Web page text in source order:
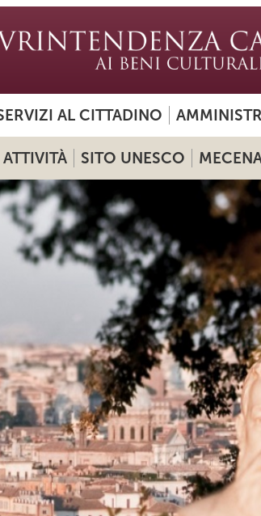
AL CITTADINO
ATTIVITÀ SITO UNESCO